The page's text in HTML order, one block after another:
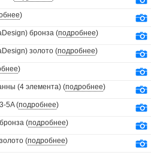
)
бронза (подробнее)
золото (подробнее)
)
(4 элемента) (подробнее)
5A (подробнее)
(подробнее)
(подробнее)